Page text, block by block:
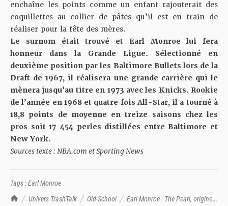
TrashTalk Actu NBA
Univers TrashTalk Old-School
Earl Monroe : The Pearl, origines
enchaîne les points comme un enfant rajouterait des
coquillettes au collier de pâtes qu’il est en train de
réaliser pour la fête des mères.
Le surnom était trouvé et Earl Monroe lui fera
honneur dans la Grande Ligue. Sélectionné en
deuxième position par les Baltimore Bullets lors de la
Draft de 1967, il réalisera une grande carrière qui le
mènera jusqu’au titre en 1973 avec les Knicks. Rookie
de l’année en 1968 et quatre fois All-Star, il a tourné à
18,8 points de moyenne en treize saisons chez les
pros soit 17 454 perles distillées entre Baltimore et
New York.
Sources texte : NBA.com etSporting News
Tags :Earl Monroe